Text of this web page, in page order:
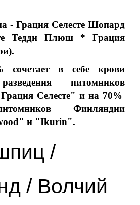
Селесте Шопард
Тедди Плюш * Грация
сочетает в себе крови
питомников
Селесте" и на 70%
Финляндии
и "Ikurin".
/
/ Волчий